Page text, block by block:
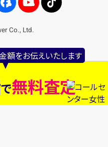
額をお伝えいたします
で無料査定
Co., Ltd.